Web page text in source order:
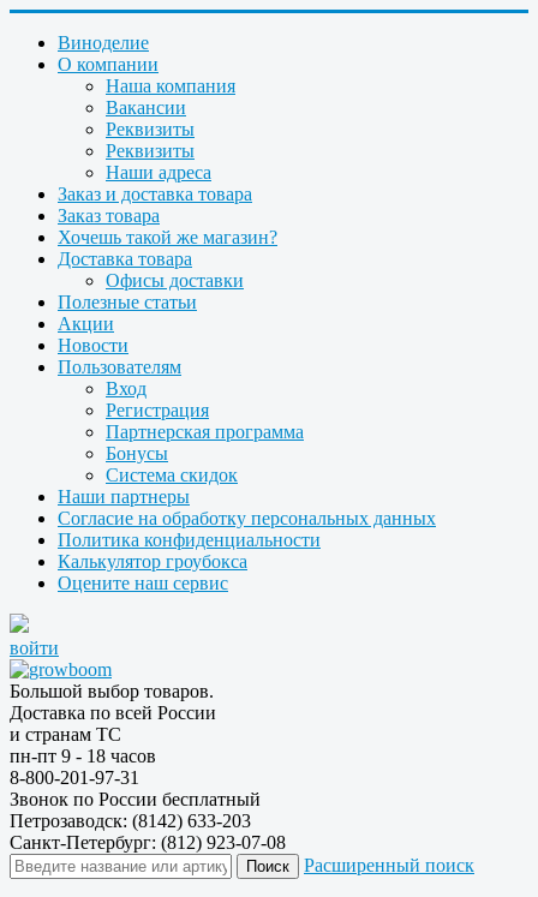
Виноделие
О компании
Наша компания
Вакансии
Реквизиты
Реквизиты
Наши адреса
Заказ и доставка товара
Заказ товара
Хочешь такой же магазин?
Доставка товара
Офисы доставки
Полезные статьи
Акции
Новости
Пользователям
Вход
Регистрация
Партнерская программа
Бонусы
Система скидок
Наши партнеры
Согласие на обработку персональных данных
Политика конфиденциальности
Калькулятор гроубокса
Оцените наш сервис
войти
Большой выбор товаров.
Доставка по всей России
и странам ТС
пн-пт 9 - 18 часов
8-800-201-97-31
Звонок по России бесплатный
Петрозаводск: (8142) 633-203
Санкт-Петербург: (812) 923-07-08
Расширенный поиск